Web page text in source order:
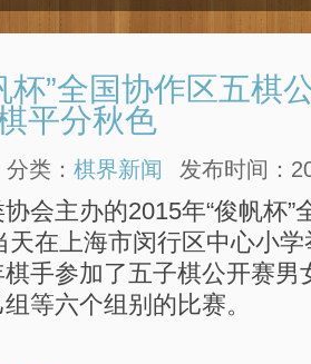
杯”全国协作区五棋
平分秋色
分类： 棋界新闻 发布时间：
会主办的2015年“俊帆杯”
天在上海市闵行区中心小
手参加了五子棋公开赛男
等六个组别的比赛。